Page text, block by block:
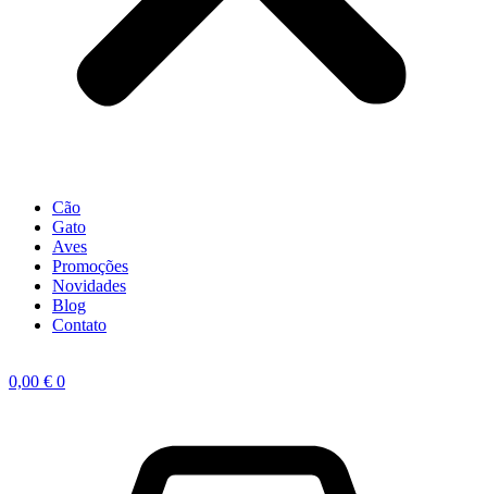
Cão
Gato
Aves
Promoções
Novidades
Blog
Contato
0,00 € 0